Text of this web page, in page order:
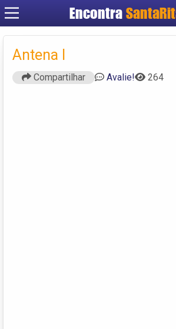
Encontra
Cadastrar
Antena I
Compartilhar Avalie! 264